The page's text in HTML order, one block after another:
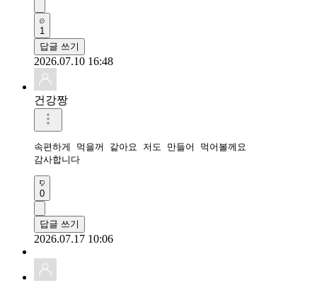
1
답글 쓰기
2026.07.10 16:48
건강짱
속편하게 먹을꺼 같아요 저도 만들어 먹어볼께요
감사합니다
0
답글 쓰기
2026.07.17 10:06